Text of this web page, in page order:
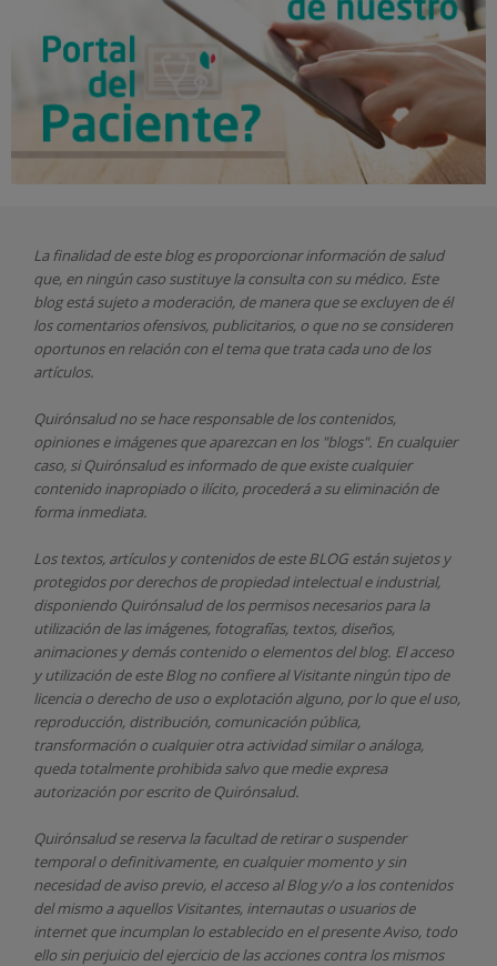
La finalidad de este blog es proporcionar información de salud
que, en ningún caso sustituye la consulta con su médico. Este
blog está sujeto a moderación, de manera que se excluyen de él
los comentarios ofensivos, publicitarios, o que no se consideren
oportunos en relación con el tema que trata cada uno de los
artículos.
Quirónsaludno se hace responsable de los contenidos,
opiniones e imágenes que aparezcan en los "blogs". En cualquier
caso, si Quirónsaludes informado de que existe cualquier
contenido inapropiado o ilícito, procederá a su eliminación de
forma inmediata.
Los textos, artículos y contenidos de este BLOG están sujetos y
protegidos por derechos de propiedad intelectual e industrial,
disponiendo Quirónsaludde los permisos necesarios para la
utilización de las imágenes, fotografías, textos, diseños,
animaciones y demás contenido o elementos del blog. El acceso
y utilización de este Blog no confiere al Visitante ningún tipo de
licencia o derecho de uso o explotación alguno, por lo que el uso,
reproducción, distribución, comunicación pública,
transformación o cualquier otra actividad similar o análoga,
queda totalmente prohibida salvo que medie expresa
autorización por escrito de Quirónsalud.
Quirónsaludse reserva la facultad de retirar o suspender
temporal o definitivamente, en cualquier momento y sin
necesidad de aviso previo, el acceso al Blog y/o a los contenidos
del mismo a aquellos Visitantes, internautas o usuarios de
internet que incumplan lo establecido en el presente Aviso, todo
ello sin perjuicio del ejercicio de las acciones contra los mismos